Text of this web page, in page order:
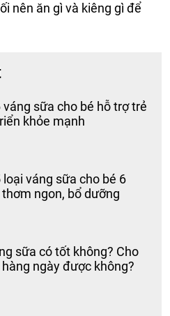
nên ăn gì và kiêng gì để
váng sữa cho bé hỗ trợ trẻ
khỏe mạnh
loại váng sữa cho bé 6
ngon, bổ dưỡng
sữa có tốt không? Cho
ngày được không?